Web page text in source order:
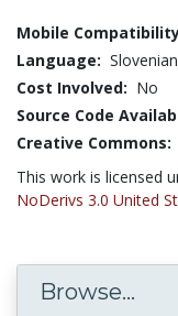
Mobile
Language: Slovenian
Cost Involved: No
Source Code
Creative Commons:
This work is licensed
NoDerivs 3.0 United
Browse...